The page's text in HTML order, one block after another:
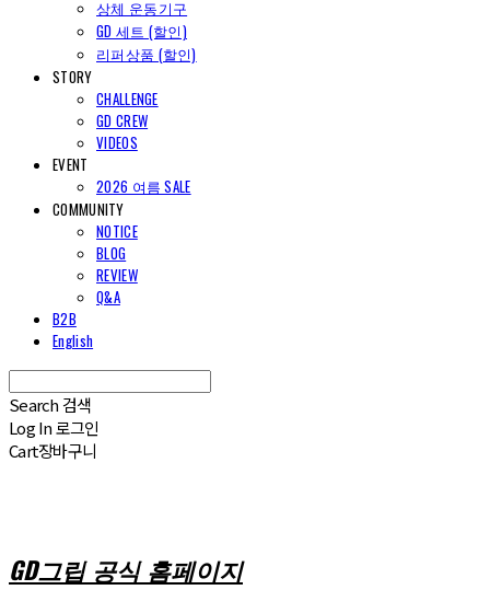
상체 운동기구
GD 세트 (할인)
리퍼상품 (할인)
STORY
CHALLENGE
GD CREW
VIDEOS
EVENT
2026 여름 SALE
COMMUNITY
NOTICE
BLOG
REVIEW
Q&A
B2B
English
Search 검색
Log In로그인
Cart장바구니
GD그립 공식 홈페이지